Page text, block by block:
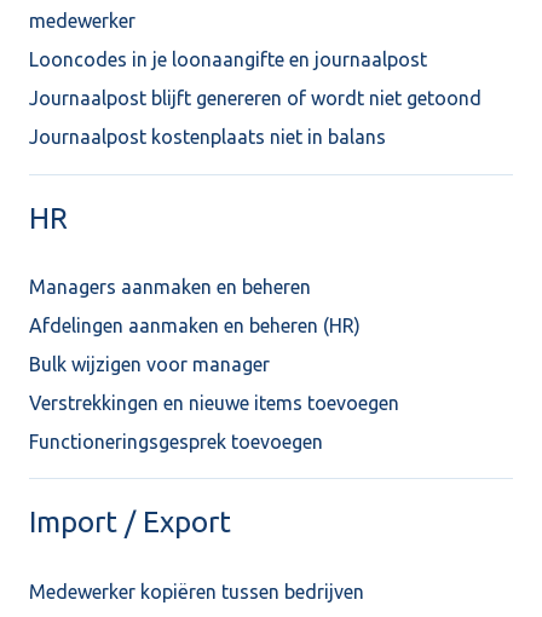
medewerker
Looncodes in je loonaangifte en journaalpost
Journaalpost blijft genereren of wordt niet getoond
Journaalpost kostenplaats niet in balans
HR
Managers aanmaken en beheren
Afdelingen aanmaken en beheren (HR)
Bulk wijzigen voor manager
Verstrekkingen en nieuwe items toevoegen
Functioneringsgesprek toevoegen
Import / Export
Medewerker kopiëren tussen bedrijven